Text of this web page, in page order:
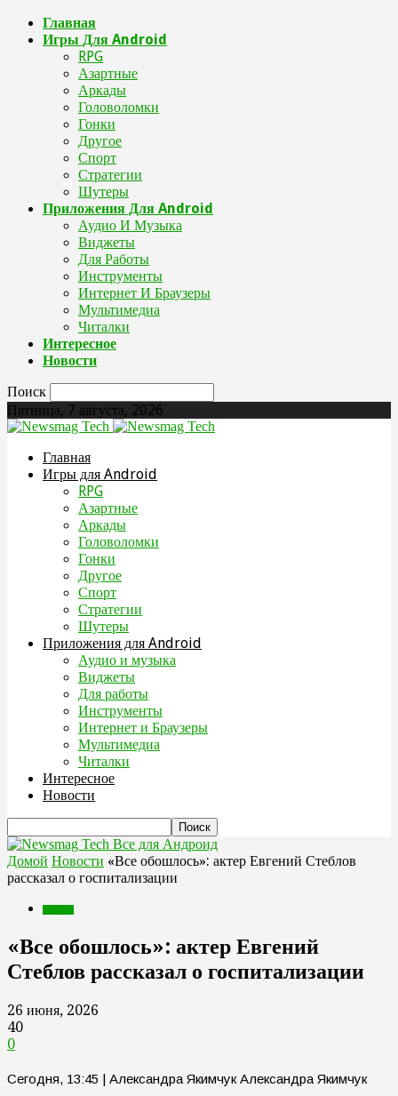
Главная
Игры Для Android
RPG
Азартные
Аркады
Головоломки
Гонки
Другое
Спорт
Стратегии
Шутеры
Приложения Для Android
Аудио И Музыка
Виджеты
Для Работы
Инструменты
Интернет И Браузеры
Мультимедиа
Читалки
Интересное
Новости
Поиск
Пятница, 7 августа, 2026
Главная
Игры для Android
RPG
Азартные
Аркады
Головоломки
Гонки
Другое
Спорт
Стратегии
Шутеры
Приложения для Android
Аудио и музыка
Виджеты
Для работы
Инструменты
Интернет и Браузеры
Мультимедиа
Читалки
Интересное
Новости
Все для Андроид
Домой Новости «Все обошлось»: актер Евгений Стеблов
рассказал о госпитализации
«Все обошлось»: актер Евгений
Стеблов рассказал о госпитализации
26 июня, 2026
40
0
Сегодня, 13:45 | Александра Якимчук Александра Якимчук